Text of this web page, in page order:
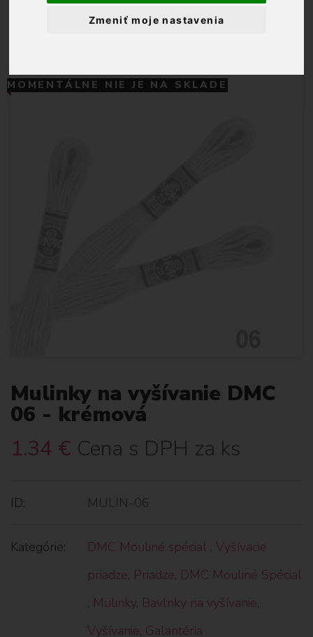
Zmeniť moje nastavenia
MOMENTÁLNE NIE JE NA SKLADE
Mulinky na vyšívanie DMC
06 - krémová
1.34 € Cena s DPH za ks
ID: MULIN-06
Kategórie: DMC Mouliné spécial , Vyšívacie
priadze, Priadze, DMC Mouliné Spécial
, Mulinky, Bavlnky na vyšívanie,
Vyšívanie, Galantéria